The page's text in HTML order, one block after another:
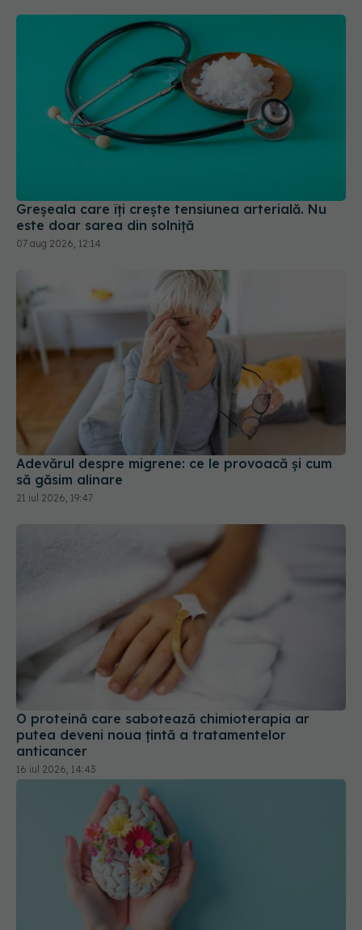
Greșeala care îți crește tensiunea arterială. Nu
este doar sarea din solniță
07 aug 2026, 12:14
Adevărul despre migrene: ce le provoacă și cum
să găsim alinare
21 iul 2026, 19:47
O proteină care sabotează chimioterapia ar
putea deveni noua țintă a tratamentelor
anticancer
16 iul 2026, 14:43